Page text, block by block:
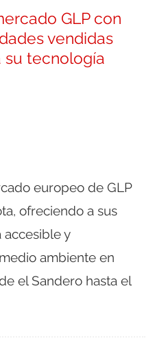
GLP con
vendidas
su tecnología
europeo de GLP
ofreciendo a sus
y
ambiente en
el Sandero hasta el